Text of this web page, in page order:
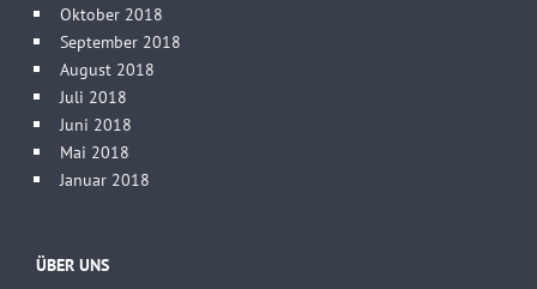
Oktober 2018
September 2018
August 2018
Juli 2018
Juni 2018
Mai 2018
Januar 2018
ÜBER UNS